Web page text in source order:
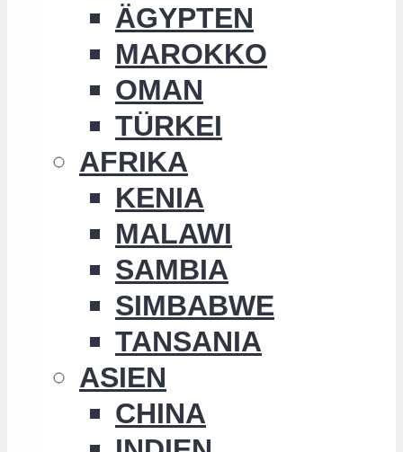
ÄGYPTEN
MAROKKO
OMAN
TÜRKEI
AFRIKA
KENIA
MALAWI
SAMBIA
SIMBABWE
TANSANIA
ASIEN
CHINA